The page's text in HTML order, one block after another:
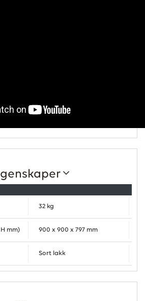
32 kg
mm) 900 x 900 x 797 mm
Sort lakk